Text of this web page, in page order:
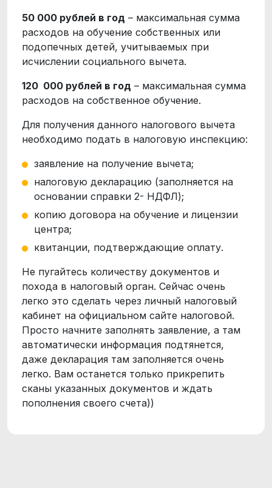
50 000 рублей в год – максимальная сумма
расходов на обучение собственных или
подопечных детей, учитываемых при
исчислении социального вычета.
120 000 рублей в год – максимальная сумма
расходов на собственное обучение.
Для получения данного налогового вычета
необходимо подать в налоговую инспекцию:
заявление на получение вычета;
налоговую декларацию (заполняется на
основании справки 2- НДФЛ);
копию договора на обучение и лицензии
центра;
квитанции, подтверждающие оплату.
Не пугайтесь количеству документов и
похода в налоговый орган. Сейчас очень
легко это сделать через личный налоговый
кабинет на официальном сайте налоговой.
Просто начните заполнять заявление, а там
автоматически информация подтянется,
даже декларация там заполняется очень
легко. Вам останется только прикрепить
сканы указанных документов и ждать
пополнения своего счета))